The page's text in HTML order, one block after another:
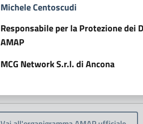
Michele Centoscudi
Responsabile per la Protezione dei
AMAP
MCG Network S.r.l. di Ancona